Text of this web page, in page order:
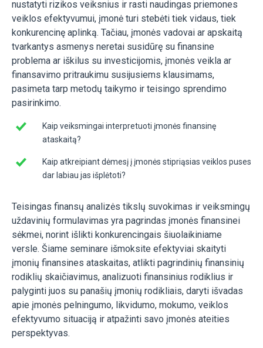
nustatyti rizikos veiksnius ir rasti naudingas priemones
veiklos efektyvumui, įmonė turi stebėti tiek vidaus, tiek
konkurencinę aplinką. Tačiau, įmonės vadovai ar apskaitą
tvarkantys asmenys neretai susidūrę su finansine
problema ar iškilus su investicijomis, įmonės veikla ar
finansavimo pritraukimu susijusiems klausimams,
pasimeta tarp metodų taikymo ir teisingo sprendimo
pasirinkimo.
Kaip veiksmingai interpretuoti įmonės finansinę
ataskaitą?
Kaip atkreipiant dėmesį į įmonės stipriąsias veiklos puses
dar labiau jas išplėtoti?
Teisingas finansų analizės tikslų suvokimas ir veiksmingų
uždavinių formulavimas yra pagrindas įmonės finansinei
sėkmei, norint išlikti konkurencingais šiuolaikiniame
versle. Šiame seminare išmoksite efektyviai skaityti
įmonių finansines ataskaitas, atlikti pagrindinių finansinių
rodiklių skaičiavimus, analizuoti finansinius rodiklius ir
palyginti juos su panašių įmonių rodikliais, daryti išvadas
apie įmonės pelningumo, likvidumo, mokumo, veiklos
efektyvumo situaciją ir atpažinti savo įmonės ateities
perspektyvas.